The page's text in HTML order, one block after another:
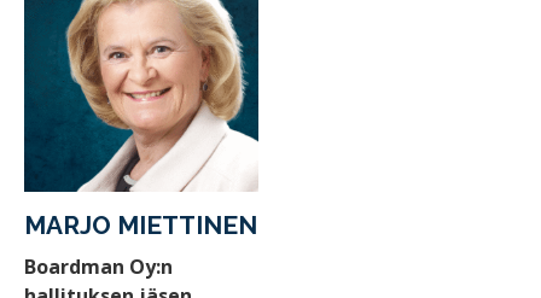
MARJO MIETTINEN
Boardman Oy:n